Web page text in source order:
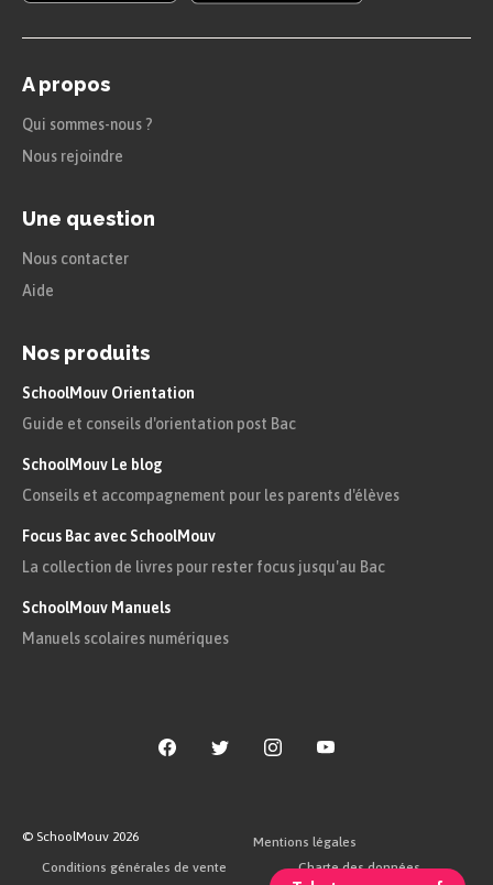
réactionnel en fonction du volume de
Il est utilisable pour déterminer la
concentration d’une espèce chimique
du réactif titrant, la conductance (ou
La courbe de titrage obtenue est formée
de deux droites de pentes distinctes se
coupant en un point correspondant au
point d’équivalence.
Si la conductivité du milieu diminue,
alors nous obtenons une droite de pente
négative.
avec les ions titrant, les réactifs ont été
proportions stœchiométriques.
A propos
Qui sommes-nous ?
Nous rejoindre
Une question
Nous contacter
Aide
Nos produits
SchoolMouv Orientation
Guide et conseils d'orientation post Bac
SchoolMouv Le blog
Conseils et accompagnement pour les parents d'élèves
Focus Bac avec SchoolMouv
La collection de livres pour rester focus jusqu'au Bac
SchoolMouv Manuels
Manuels scolaires numériques
© SchoolMouv 2026
Mentions légales
Conditions générales de vente
Charte des données